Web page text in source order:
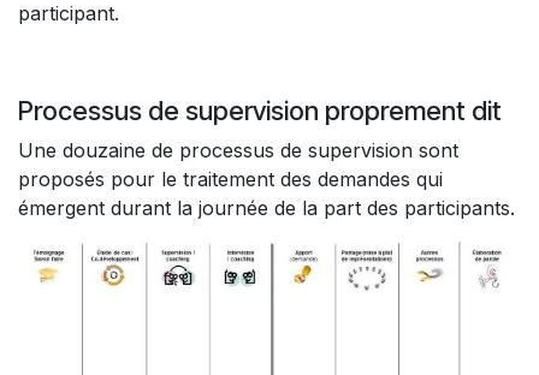
participant.
Processus de supervision proprement dit
Une douzaine de processus de supervision sont
proposés pour le traitement des demandes qui
émergent durant la journée de la part des participants.